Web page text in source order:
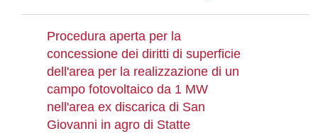
Procedura aperta per la
concessione dei diritti di superficie
dell'area per la realizzazione di un
campo fotovoltaico da 1 MW
nell'area ex discarica di San
Giovanni in agro di Statte